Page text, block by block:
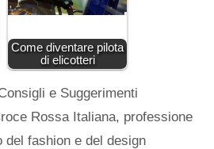
Come diventare pilota
di elicotteri
e Suggerimenti
Rossa Italiana, professione
del fashion e del design